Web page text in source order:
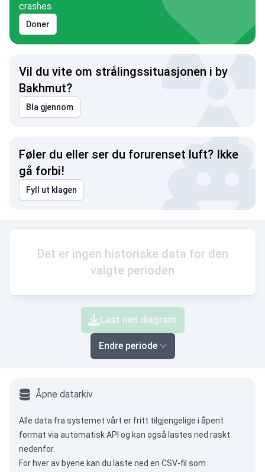
crashes
Doner
Vil du vite om strålingssituasjonen i by
Bakhmut?
Bla gjennom
Føler du eller ser du forurenset luft? Ikke
gå forbi!
Fyll ut klagen
Det er ingen historiske data for den
valgte perioden
Last ned diagram
Endre periode
Åpne datarkiv
Alle data fra systemet vårt er fritt tilgjengelige i åpent
format via automatisk API og kan også lastes ned raskt
nedenfor.
For hver av byene kan du laste ned en CSV-fil som